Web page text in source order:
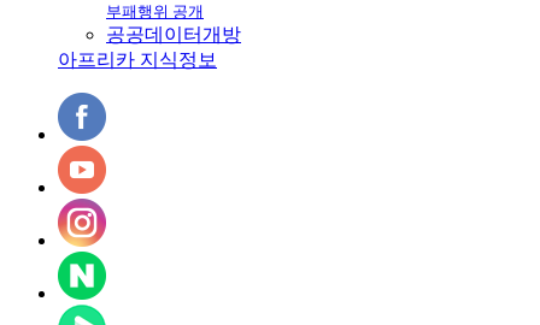
부패행위 공개
공공데이터개방
아프리카 지식정보